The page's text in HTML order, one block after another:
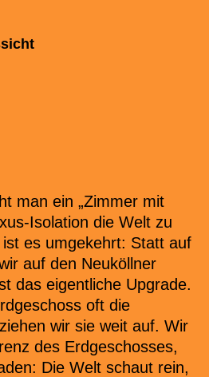
man ein „Zimmer mit
Isolation die Welt zu
es umgekehrt: Statt auf
auf den Neuköllner
das eigentliche Upgrade.
oft die
wir sie weit auf. Wir
des Erdgeschosses,
Die Welt schaut rein,